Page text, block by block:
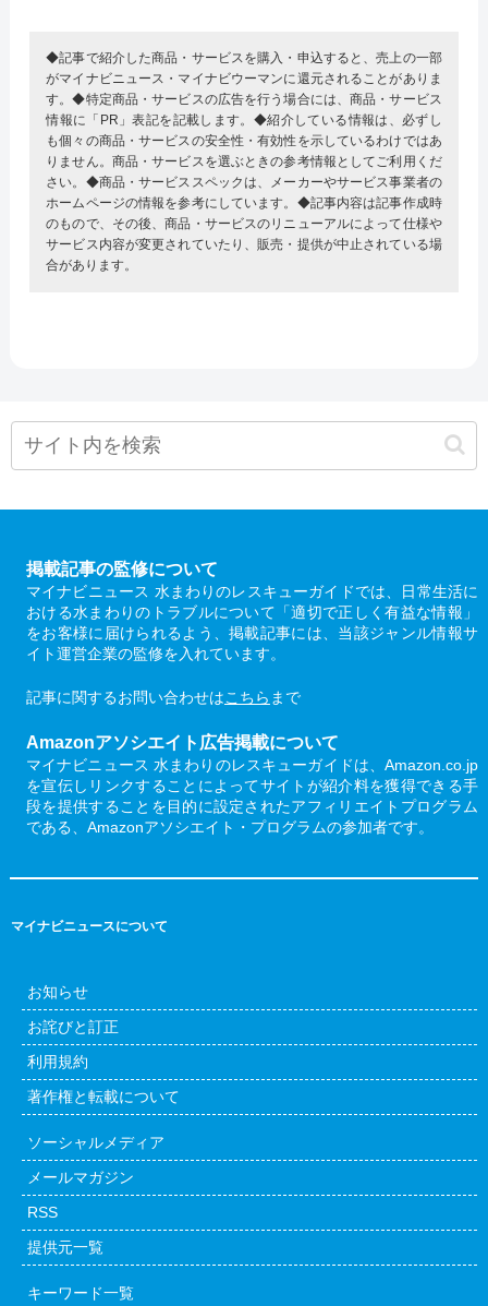
◆記事で紹介した商品・サービスを購入・申込すると、売上の一部
がマイナビニュース・マイナビウーマンに還元されることがありま
す。◆特定商品・サービスの広告を行う場合には、商品・サービス
情報に「PR」表記を記載します。◆紹介している情報は、必ずし
も個々の商品・サービスの安全性・有効性を示しているわけではあ
りません。商品・サービスを選ぶときの参考情報としてご利用くだ
さい。◆商品・サービススペックは、メーカーやサービス事業者の
ホームページの情報を参考にしています。◆記事内容は記事作成時
のもので、その後、商品・サービスのリニューアルによって仕様や
サービス内容が変更されていたり、販売・提供が中止されている場
合があります。
掲載記事の監修について
マイナビニュース 水まわりのレスキューガイドでは、日常生活に
おける水まわりのトラブルについて「適切で正しく有益な情報」
をお客様に届けられるよう、掲載記事には、当該ジャンル情報サ
イト運営企業の監修を入れています。
記事に関するお問い合わせはこちら まで
Amazonアソシエイト広告掲載について
マイナビニュース 水まわりのレスキューガイドは、Amazon.co.jp
を宣伝しリンクすることによってサイトが紹介料を獲得できる手
段を提供することを目的に設定されたアフィリエイトプログラム
である、Amazonアソシエイト・プログラムの参加者です。
マイナビニュースについて
お知らせ
お詫びと訂正
利用規約
著作権と転載について
ソーシャルメディア
メールマガジン
RSS
提供元一覧
キーワード一覧